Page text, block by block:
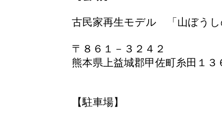
古民家再生モデル 「山ぼうし
〒８６１－３２４２
熊本県上益城郡甲佐町糸田１３
【駐車場】